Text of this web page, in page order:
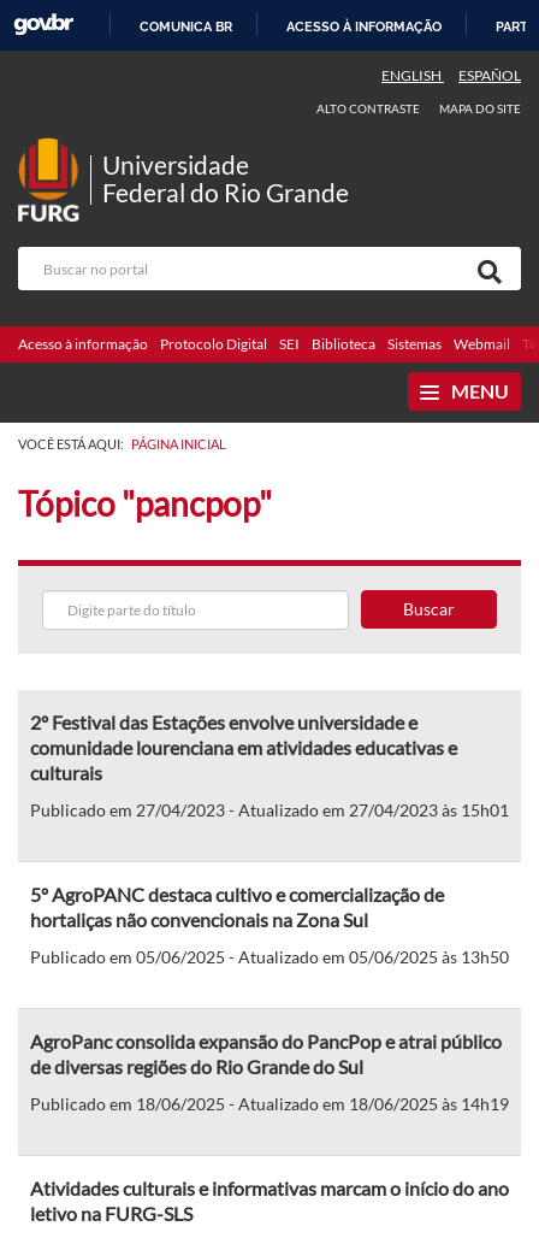
COMUNICA BR ACESSO À INFORMAÇÃO
ENGLISH ESPAÑOL
ALTO CONTRASTE MAPA DO SITE
Universidade
Federal do Rio Grande
Acesso à informação Protocolo Digital SEI Biblioteca Sistemas Webmail
MENU
VOCÊ ESTÁ AQUI: PÁGINA INICIAL
Tópico "pancpop"
Buscar
2º Festival das Estações envolve universidade e
comunidade lourenciana em atividades educativas e
culturais
Publicado em 27/04/2023 - Atualizado em 27/04/2023 às 15h01
5º AgroPANC destaca cultivo e comercialização de
hortaliças não convencionais na Zona Sul
Publicado em 05/06/2025 - Atualizado em 05/06/2025 às 13h50
AgroPanc consolida expansão do PancPop e atrai público
de diversas regiões do Rio Grande do Sul
Publicado em 18/06/2025 - Atualizado em 18/06/2025 às 14h19
Atividades culturais e informativas marcam o início do ano
letivo na FURG-SLS